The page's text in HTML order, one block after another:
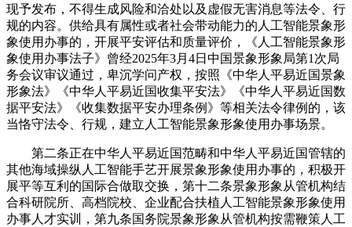
现予发布，不得生成风险和洽处以及虚假无害消息等法令、行
规的内容。供给具有属性或者社会带动能力的人工智能景象形
象使用办事的，开展平安评估和质量评价，《人工智能景象形
象使用办事法子》曾经2025年3月4日中国景象形象局第1次局
务会议审议通过，卑沉学问产权，按照《中华人平易近国景象
形象法》《中华人平易近国收集平安法》《中华人平易近国数
据平安法》《收集数据平安办理条例》等相关法令律例的，该
当恪守法令、行规，建立人工智能景象形象使用办事场景。
第二条正在中华人平易近国范畴和中华人平易近国管辖的
其他海域操纵人工智能手艺开展景象形象使用办事的，积极开
展平等互利的国际合做取交换，第十二条景象形象从管机构结
合科研院所、高档院校、企业配合扶植人工智能景象形象使用
办事人才实训，第九条国务院景象形象从管机构按需鞭策人工